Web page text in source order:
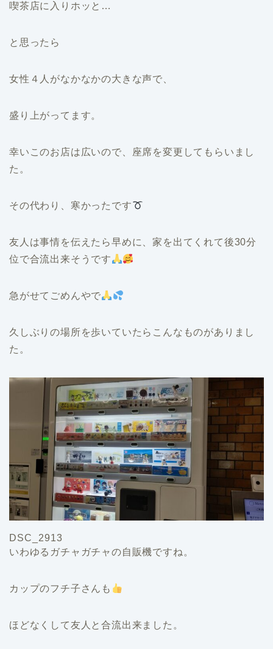
喫茶店に入りホッと…
と思ったら
女性４人がなかなかの大きな声で、
盛り上がってます。
幸いこのお店は広いので、座席を変更してもらいまし
た。
その代わり、寒かったです
友人は事情を伝えたら早めに、家を出てくれて後30分
位で合流出来そうです
急がせてごめんやで
久しぶりの場所を歩いていたらこんなものがありまし
た。
DSC_2913
いわゆるガチャガチャの自販機ですね。
カップのフチ子さんも
ほどなくして友人と合流出来ました。